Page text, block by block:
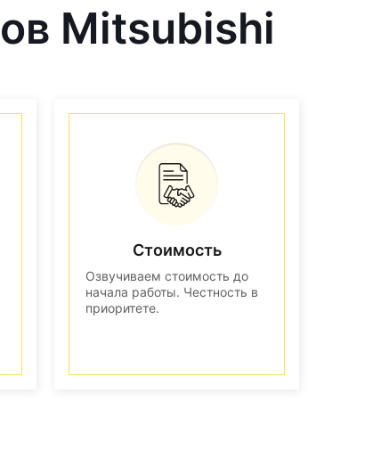
Mitsubishi
Стоимость
Озвучиваем стоимость до
начала работы. Честность в
приоритете.